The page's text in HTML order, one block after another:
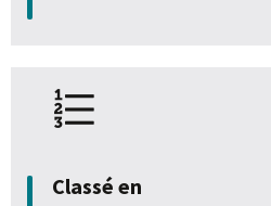
Classé en